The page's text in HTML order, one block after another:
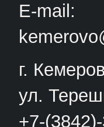
E-mail:
г.
ул.
+7-